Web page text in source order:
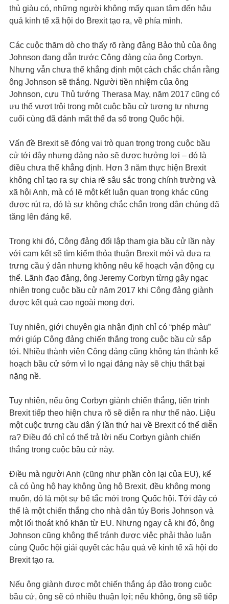
thủ giàu có, những người không mấy quan tâm đến hậu
quả kinh tế xã hội do Brexit tạo ra, về phía mình.
Các cuộc thăm dò cho thấy rõ ràng đảng Bảo thủ của ông
Johnson đang dẫn trước Công đảng của ông Corbyn.
Nhưng vẫn chưa thể khẳng định một cách chắc chắn rằng
ông Johnson sẽ thắng. Người tiền nhiệm của ông
Johnson, cựu Thủ tướng Therasa May, năm 2017 cũng có
ưu thế vượt trội trong một cuộc bầu cử tương tự nhưng
cuối cùng đã đánh mất thế đa số trong Quốc hội.
Vấn đề Brexit sẽ đóng vai trò quan trọng trong cuộc bầu
cử tới đây nhưng đảng nào sẽ được hưởng lợi – đó là
điều chưa thể khẳng định. Hơn 3 năm thực hiện Brexit
không chỉ tạo ra sự chia rẽ sâu sắc trong chính trường và
xã hội Anh, mà có lẽ một kết luận quan trọng khác cũng
được rút ra, đó là sự không chắc chắn trong dân chúng đã
tăng lên đáng kể.
Trong khi đó, Công đảng đối lập tham gia bầu cử lần này
với cam kết sẽ tìm kiếm thỏa thuận Brexit mới và đưa ra
trưng cầu ý dân nhưng không nêu kế hoạch vận động cụ
thể. Lãnh đạo đảng, ông Jeremy Corbyn từng gây ngạc
nhiên trong cuộc bầu cử năm 2017 khi Công đảng giành
được kết quả cao ngoài mong đợi.
Tuy nhiên, giới chuyên gia nhận định chỉ có “phép màu”
mới giúp Công đảng chiến thắng trong cuộc bầu cử sắp
tới. Nhiều thành viên Công đảng cũng không tán thành kế
hoạch bầu cử sớm vì lo ngại đảng này sẽ chịu thất bại
nặng nề.
Tuy nhiên, nếu ông Corbyn giành chiến thắng, tiến trình
Brexit tiếp theo hiện chưa rõ sẽ diễn ra như thế nào. Liệu
một cuộc trưng cầu dân ý lần thứ hai về Brexit có thể diễn
ra? Điều đó chỉ có thể trả lời nếu Corbyn giành chiến
thắng trong cuộc bầu cử này.
Điều mà người Anh (cũng như phần còn lại của EU), kể
cả có ủng hộ hay không ủng hộ Brexit, đều không mong
muốn, đó là một sự bế tắc mới trong Quốc hội. Tới đây có
thể là một chiến thắng cho nhà dân túy Boris Johnson và
một lối thoát khó khăn từ EU. Nhưng ngay cả khi đó, ông
Johnson cũng không thể tránh được việc phải thảo luận
cùng Quốc hội giải quyết các hậu quả về kinh tế xã hội do
Brexit tạo ra.
Nếu ông giành được một chiến thắng áp đảo trong cuộc
bầu cử, ông sẽ có nhiều thuận lợi; nếu không, ông sẽ tiếp